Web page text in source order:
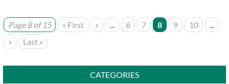
Page 8 of 15 « First « ... 6 7 8 9 10
...
»
Last »
CATEGORIES